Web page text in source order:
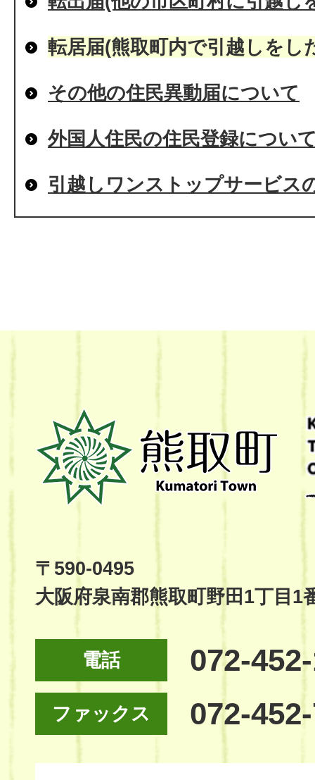
転居届(熊取町内で引越しをし
その他の住民異動届について
外国人住民の住民登録につい
引越しワンストップサービス
熊
取
町
Kumatori
Site
〒590-0495
大阪府泉南郡熊取町野田1丁目1
電話 072-
ファックス 072-